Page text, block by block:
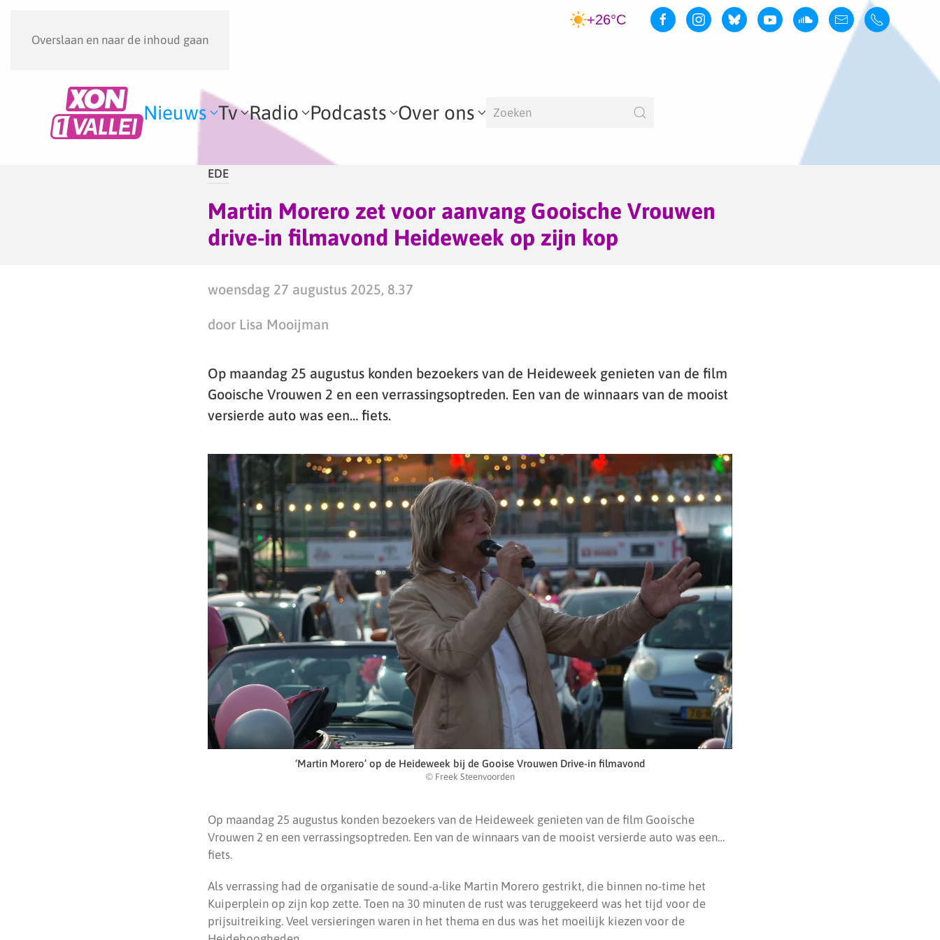
Overslaan en naar de inhoud gaan
+26°C
Nieuws Tv Radio Podcasts Over ons
EDE
Martin Morero zet voor aanvang Gooische Vrouwen
drive-in filmavond Heideweek op zijn kop
woensdag 27 augustus 2025, 8.37
door Lisa Mooijman
Op maandag 25 augustus konden bezoekers van de Heideweek genieten van de film
Gooische Vrouwen 2 en een verrassingsoptreden. Een van de winnaars van de mooist
versierde auto was een… fiets.
‘Martin Morero’ op de Heideweek bij de Gooise Vrouwen Drive-in filmavond
© Freek Steenvoorden
Op maandag 25 augustus konden bezoekers van de Heideweek genieten van de film Gooische
Vrouwen 2 en een verrassingsoptreden. Een van de winnaars van de mooist versierde auto was een…
fiets.
Als verrassing had de organisatie de sound-a-like Martin Morero gestrikt, die binnen no-time het
Kuiperplein op zijn kop zette. Toen na 30 minuten de rust was teruggekeerd was het tijd voor de
prijsuitreiking. Veel versieringen waren in het thema en dus was het moeilijk kiezen voor de